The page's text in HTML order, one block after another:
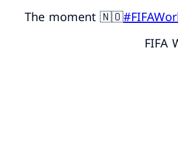
The moment 🇳🇴